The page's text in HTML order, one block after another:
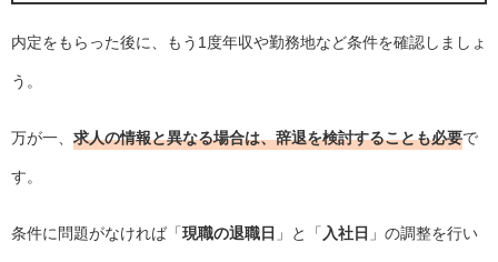
内定をもらった後に、もう1度年収や勤務地など条件を確認しましょ
う。
万が一、 求人の情報と異なる場合は、辞退を検討することも必要で
す。
条件に問題がなければ「現職の退職日 」と「入社日 」の調整を行い